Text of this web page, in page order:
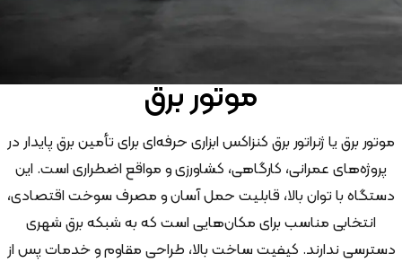
موتور برق
موتور برق یا ژنراتور برق کنزاکس ابزاری حرفه‌ای برای تأمین برق پایدار در
پروژه‌های عمرانی، کارگاهی، کشاورزی و مواقع اضطراری است. این
دستگاه با توان بالا، قابلیت حمل آسان و مصرف سوخت اقتصادی،
انتخابی مناسب برای مکان‌هایی است که به شبکه برق شهری
دسترسی ندارند. کیفیت ساخت بالا، طراحی مقاوم و خدمات پس از